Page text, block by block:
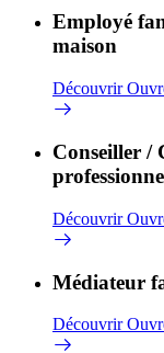
Employé
maison
Découvrir
Conseiller /
Découvrir
Médiateur
Découvrir